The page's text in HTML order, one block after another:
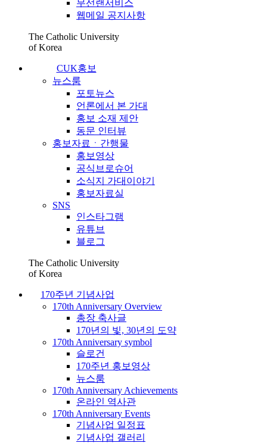
무선랜서비스
웹메일 공지사항
The Catholic University
of Korea
CUK홍보
뉴스룸
포토뉴스
언론에서 본 가대
홍보 소재 제안
동문 인터뷰
홍보자료ㆍ간행물
홍보영상
공식브로슈어
소식지 가대이야기
홍보자료실
SNS
인스타그램
유튜브
블로그
The Catholic University
of Korea
170주년 기념사업
170th Anniversary Overview
총장 축사글
170년의 빛, 30년의 도약
170th Anniversary symbol
슬로건
170주년 홍보영상
뉴스룸
170th Anniversary Achievements
온라인 역사관
170th Anniversary Events
기념사업 일정표
기념사업 갤러리